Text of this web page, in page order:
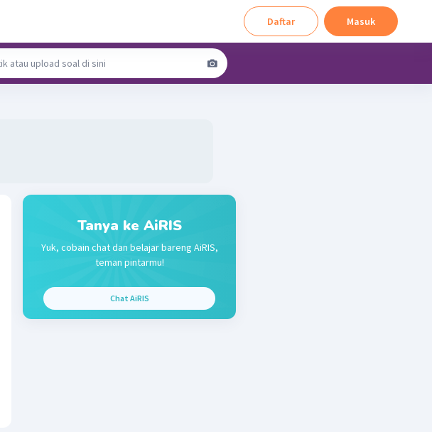
Daftar Masuk
Tanya ke AiRIS
Yuk, cobain chat dan belajar bareng AiRIS,
teman pintarmu!
Chat AiRIS